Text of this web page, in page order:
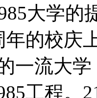
大学的
年的校庆
一流大
工程。